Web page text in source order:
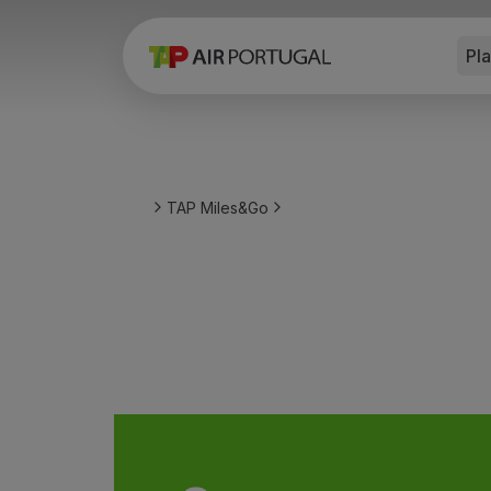
Reservar
Ponte Aérea
Requisitos e documentação
TAP Miles&Go